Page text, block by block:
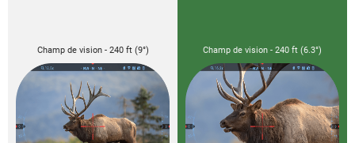
Champ de vision - 240 ft (9°) Champ de vision - 240 ft (6.3°)